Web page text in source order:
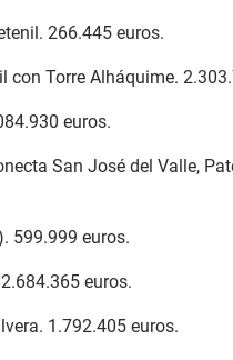
266.445 euros.
con Torre Alháquime.
euros.
San José del Valle,
599.999 euros.
euros.
1.792.405 euros.